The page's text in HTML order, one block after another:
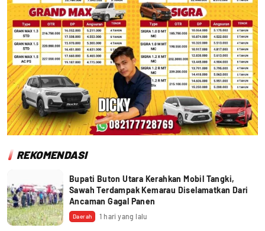
REKOMENDASI
Bupati Buton Utara Kerahkan Mobil Tangki,
Sawah Terdampak Kemarau Diselamatkan Dari
Ancaman Gagal Panen
Daerah 1 hari yang lalu